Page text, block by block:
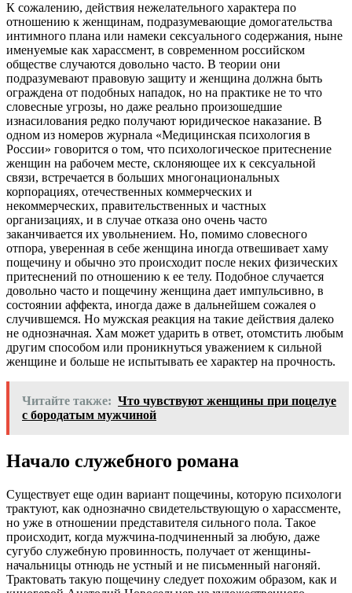
К сожалению, действия нежелательного характера по
отношению к женщинам, подразумевающие домогательства
интимного плана или намеки сексуального содержания, ныне
именуемые как харассмент, в современном российском
обществе случаются довольно часто. В теории они
подразумевают правовую защиту и женщина должна быть
ограждена от подобных нападок, но на практике не то что
словесные угрозы, но даже реально произошедшие
изнасилования редко получают юридическое наказание. В
одном из номеров журнала «Медицинская психология в
России» говорится о том, что психологическое притеснение
женщин на рабочем месте, склоняющее их к сексуальной
связи, встречается в больших многонациональных
корпорациях, отечественных коммерческих и
некоммерческих, правительственных и частных
организациях, и в случае отказа оно очень часто
заканчивается их увольнением. Но, помимо словесного
отпора, уверенная в себе женщина иногда отвешивает хаму
пощечину и обычно это происходит после неких физических
притеснений по отношению к ее телу. Подобное случается
довольно часто и пощечину женщина дает импульсивно, в
состоянии аффекта, иногда даже в дальнейшем сожалея о
случившемся. Но мужская реакция на такие действия далеко
не однозначная. Хам может ударить в ответ, отомстить любым
другим способом или проникнуться уважением к сильной
женщине и больше не испытывать ее характер на прочность.
Читайте также: Что чувствуют женщины при поцелуе
с бородатым мужчиной
Начало служебного романа
Существует еще один вариант пощечины, которую психологи
трактуют, как однозначно свидетельствующую о харассменте,
но уже в отношении представителя сильного пола. Такое
происходит, когда мужчина-подчиненный за любую, даже
сугубо служебную провинность, получает от женщины-
начальницы отнюдь не устный и не письменный нагоняй.
Трактовать такую пощечину следует похожим образом, как и